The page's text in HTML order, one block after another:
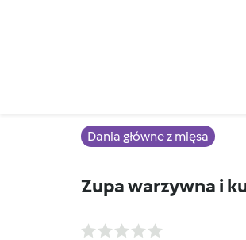
Dania główne z mięsa
Zupa warzywna i